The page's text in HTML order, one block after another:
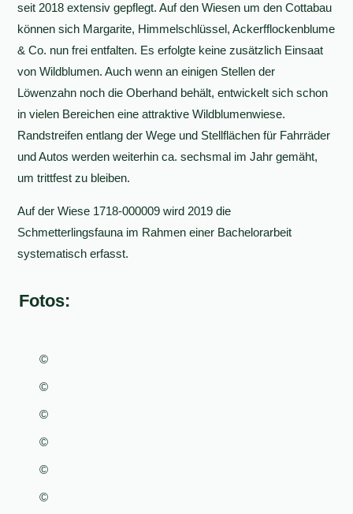
seit 2018 extensiv gepflegt. Auf den Wiesen um den Cottabau
können sich Margarite, Himmelschlüssel, Ackerfflockenblume
& Co. nun frei entfalten. Es erfolgte keine zusätzlich Einsaat
von Wildblumen. Auch wenn an einigen Stellen der
Löwenzahn noch die Oberhand behält, entwickelt sich schon
in vielen Bereichen eine attraktive Wildblumenwiese.
Randstreifen entlang der Wege und Stellflächen für Fahrräder
und Autos werden weiterhin ca. sechsmal im Jahr gemäht,
um trittfest zu bleiben.
Auf der Wiese 1718-000009 wird 2019 die
Schmetterlingsfauna im Rahmen einer Bachelorarbeit
systematisch erfasst.
Fotos:
©
©
©
©
©
©